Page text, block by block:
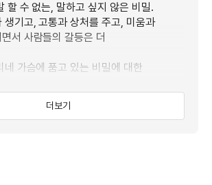
할 수 없는, 말하고 싶지 않은 비밀.
생기고, 고통과 상처를 주고, 미움과
서 사람들의 갈등은 더
네 가슴에 품고 있는 비밀에 대한
통해 서로의 상처와 고통을 받아들이고
는 이야기이다.
랑!
더보기